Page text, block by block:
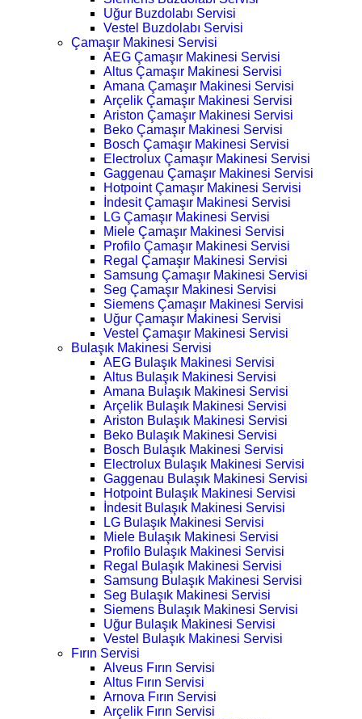
Uğur Buzdolabı Servisi
Vestel Buzdolabı Servisi
Çamaşır Makinesi Servisi
AEG Çamaşır Makinesi Servisi
Altus Çamaşır Makinesi Servisi
Amana Çamaşır Makinesi Servisi
Arçelik Çamaşır Makinesi Servisi
Ariston Çamaşır Makinesi Servisi
Beko Çamaşır Makinesi Servisi
Bosch Çamaşır Makinesi Servisi
Electrolux Çamaşır Makinesi Servisi
Gaggenau Çamaşır Makinesi Servisi
Hotpoint Çamaşır Makinesi Servisi
İndesit Çamaşır Makinesi Servisi
LG Çamaşır Makinesi Servisi
Miele Çamaşır Makinesi Servisi
Profilo Çamaşır Makinesi Servisi
Regal Çamaşır Makinesi Servisi
Samsung Çamaşır Makinesi Servisi
Seg Çamaşır Makinesi Servisi
Siemens Çamaşır Makinesi Servisi
Uğur Çamaşır Makinesi Servisi
Vestel Çamaşır Makinesi Servisi
Bulaşık Makinesi Servisi
AEG Bulaşık Makinesi Servisi
Altus Bulaşık Makinesi Servisi
Amana Bulaşık Makinesi Servisi
Arçelik Bulaşık Makinesi Servisi
Ariston Bulaşık Makinesi Servisi
Beko Bulaşık Makinesi Servisi
Bosch Bulaşık Makinesi Servisi
Electrolux Bulaşık Makinesi Servisi
Gaggenau Bulaşık Makinesi Servisi
Hotpoint Bulaşık Makinesi Servisi
İndesit Bulaşık Makinesi Servisi
LG Bulaşık Makinesi Servisi
Miele Bulaşık Makinesi Servisi
Profilo Bulaşık Makinesi Servisi
Regal Bulaşık Makinesi Servisi
Samsung Bulaşık Makinesi Servisi
Seg Bulaşık Makinesi Servisi
Siemens Bulaşık Makinesi Servisi
Uğur Bulaşık Makinesi Servisi
Vestel Bulaşık Makinesi Servisi
Fırın Servisi
Alveus Fırın Servisi
Altus Fırın Servisi
Arnova Fırın Servisi
Arçelik Fırın Servisi